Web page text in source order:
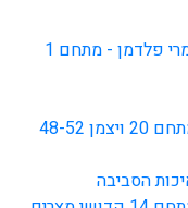
מכתב לתושבים תחילת תפקיד - עמרי פלדמן - מתחם 1
מכתב מינהלת התחדשות לתושבי מתחם 20 ויצמן 48-52
הסביבה